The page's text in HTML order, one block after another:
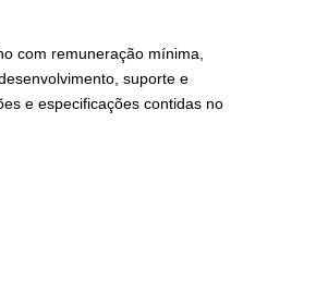
com remuneração mínima,
suporte e
e especificações contidas no